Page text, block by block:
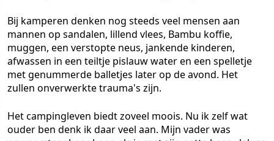
Bij kamperen denken nog steeds veel mensen aan
mannen op sandalen, lillend vlees, Bambu koffie,
muggen, een verstopte neus, jankende kinderen,
afwassen in een teiltje pislauw water en een spelletje
met genummerde balletjes later op de avond. Het
zullen onverwerkte trauma's zijn.
Het campingleven biedt zoveel moois. Nu ik zelf wat
ouder ben denk ik daar veel aan. Mijn vader was